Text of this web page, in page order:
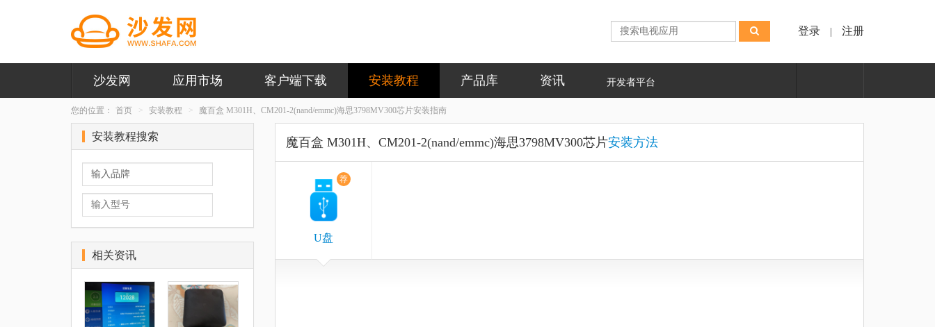
登录 注册
沙发网 应用市场 客户端下载 安装教程 产品库 资讯 开发者平台
您的位置： 首页 安装教程 魔百盒 M301H、CM201-2(nand/emmc)海思3798MV300芯片安装指南
魔百盒 M301H、CM201-2(nand/emmc)海思3798MV300芯片安装方法
荐
U盘
安装教程搜索
相关资讯